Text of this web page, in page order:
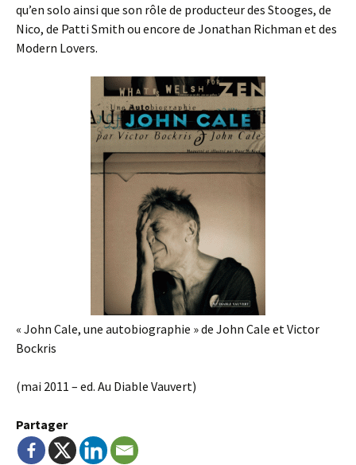
qu’en solo ainsi que son rôle de producteur des Stooges, de
Nico, de Patti Smith ou encore de Jonathan Richman et des
Modern Lovers.
« John Cale, une autobiographie » de John Cale et Victor
Bockris
(mai 2011 – ed. Au Diable Vauvert)
Partager